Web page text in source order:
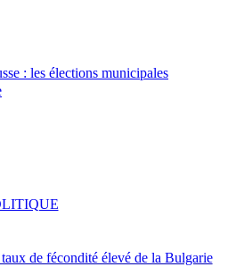
: les élections municipales
de fécondité élevé de la Bulgarie